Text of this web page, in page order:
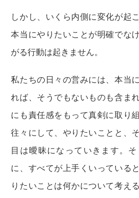
しかし、いくら内側に変化が起
本当にやりたいことが明確でな
がる行動は起きません。
私たちの日々の営みには、本当
れば、そうでもないものも含ま
にも責任感をもって真剣に取り
往々にして、やりたいことと、
目は曖昧になっていきます。
に、すべてが上手くいっている
りたいことは何かについて考え